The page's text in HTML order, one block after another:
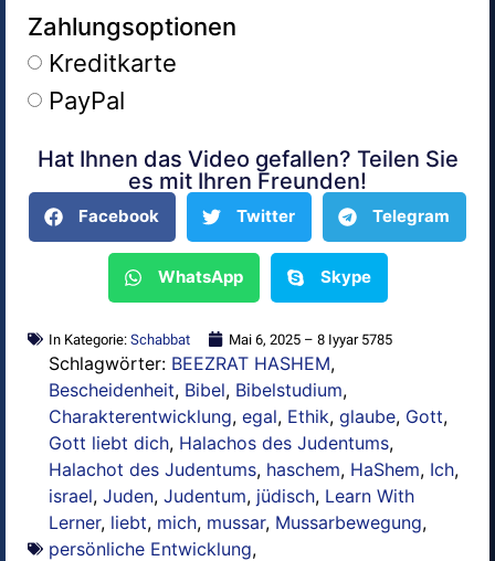
Zahlungsoptionen
Kreditkarte
PayPal
Alternative:
Hat Ihnen das Video gefallen? Teilen Sie
es mit Ihren Freunden!
Facebook Twitter Telegram
WhatsApp Skype
In Kategorie: Schabbat Mai 6, 2025 – 8 Iyyar 5785
Schlagwörter: BEEZRAT HASHEM,
Bescheidenheit, Bibel, Bibelstudium,
Charakterentwicklung, egal, Ethik, glaube, Gott,
Gott liebt dich, Halachos des Judentums,
Halachot des Judentums, haschem, HaShem, Ich,
israel, Juden, Judentum, jüdisch, Learn With
Lerner, liebt, mich, mussar, Mussarbewegung,
persönliche Entwicklung,